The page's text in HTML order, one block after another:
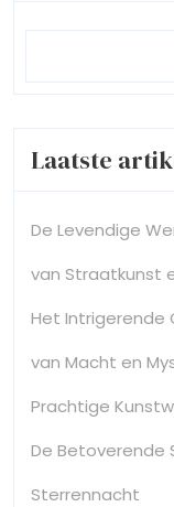
Laatste
De Levendige
van Straatkunst
Het Intrigerende
van Macht en
Prachtige
De Betoverende
Sterrennacht